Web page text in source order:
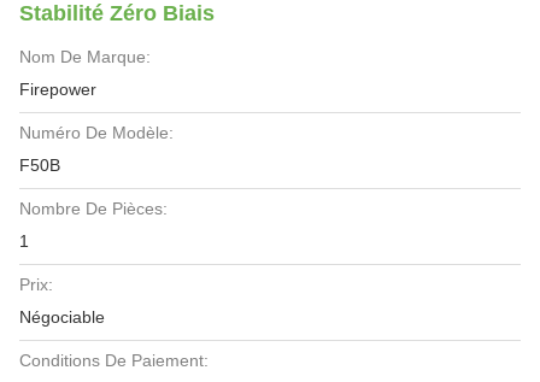
Stabilité Zéro Biais
Nom De Marque:
Firepower
Numéro De Modèle:
F50B
Nombre De Pièces:
1
Prix:
Négociable
Conditions De Paiement: